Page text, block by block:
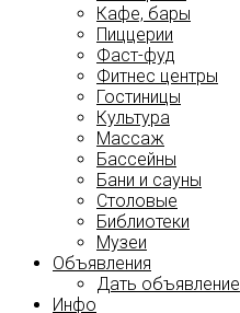
Кафе, бары
Пиццерии
Фаст-фуд
Фитнес центры
Гостиницы
Культура
Массаж
Бассейны
Бани и сауны
Столовые
Библиотеки
Музеи
Объявления
Дать объявление
Инфо